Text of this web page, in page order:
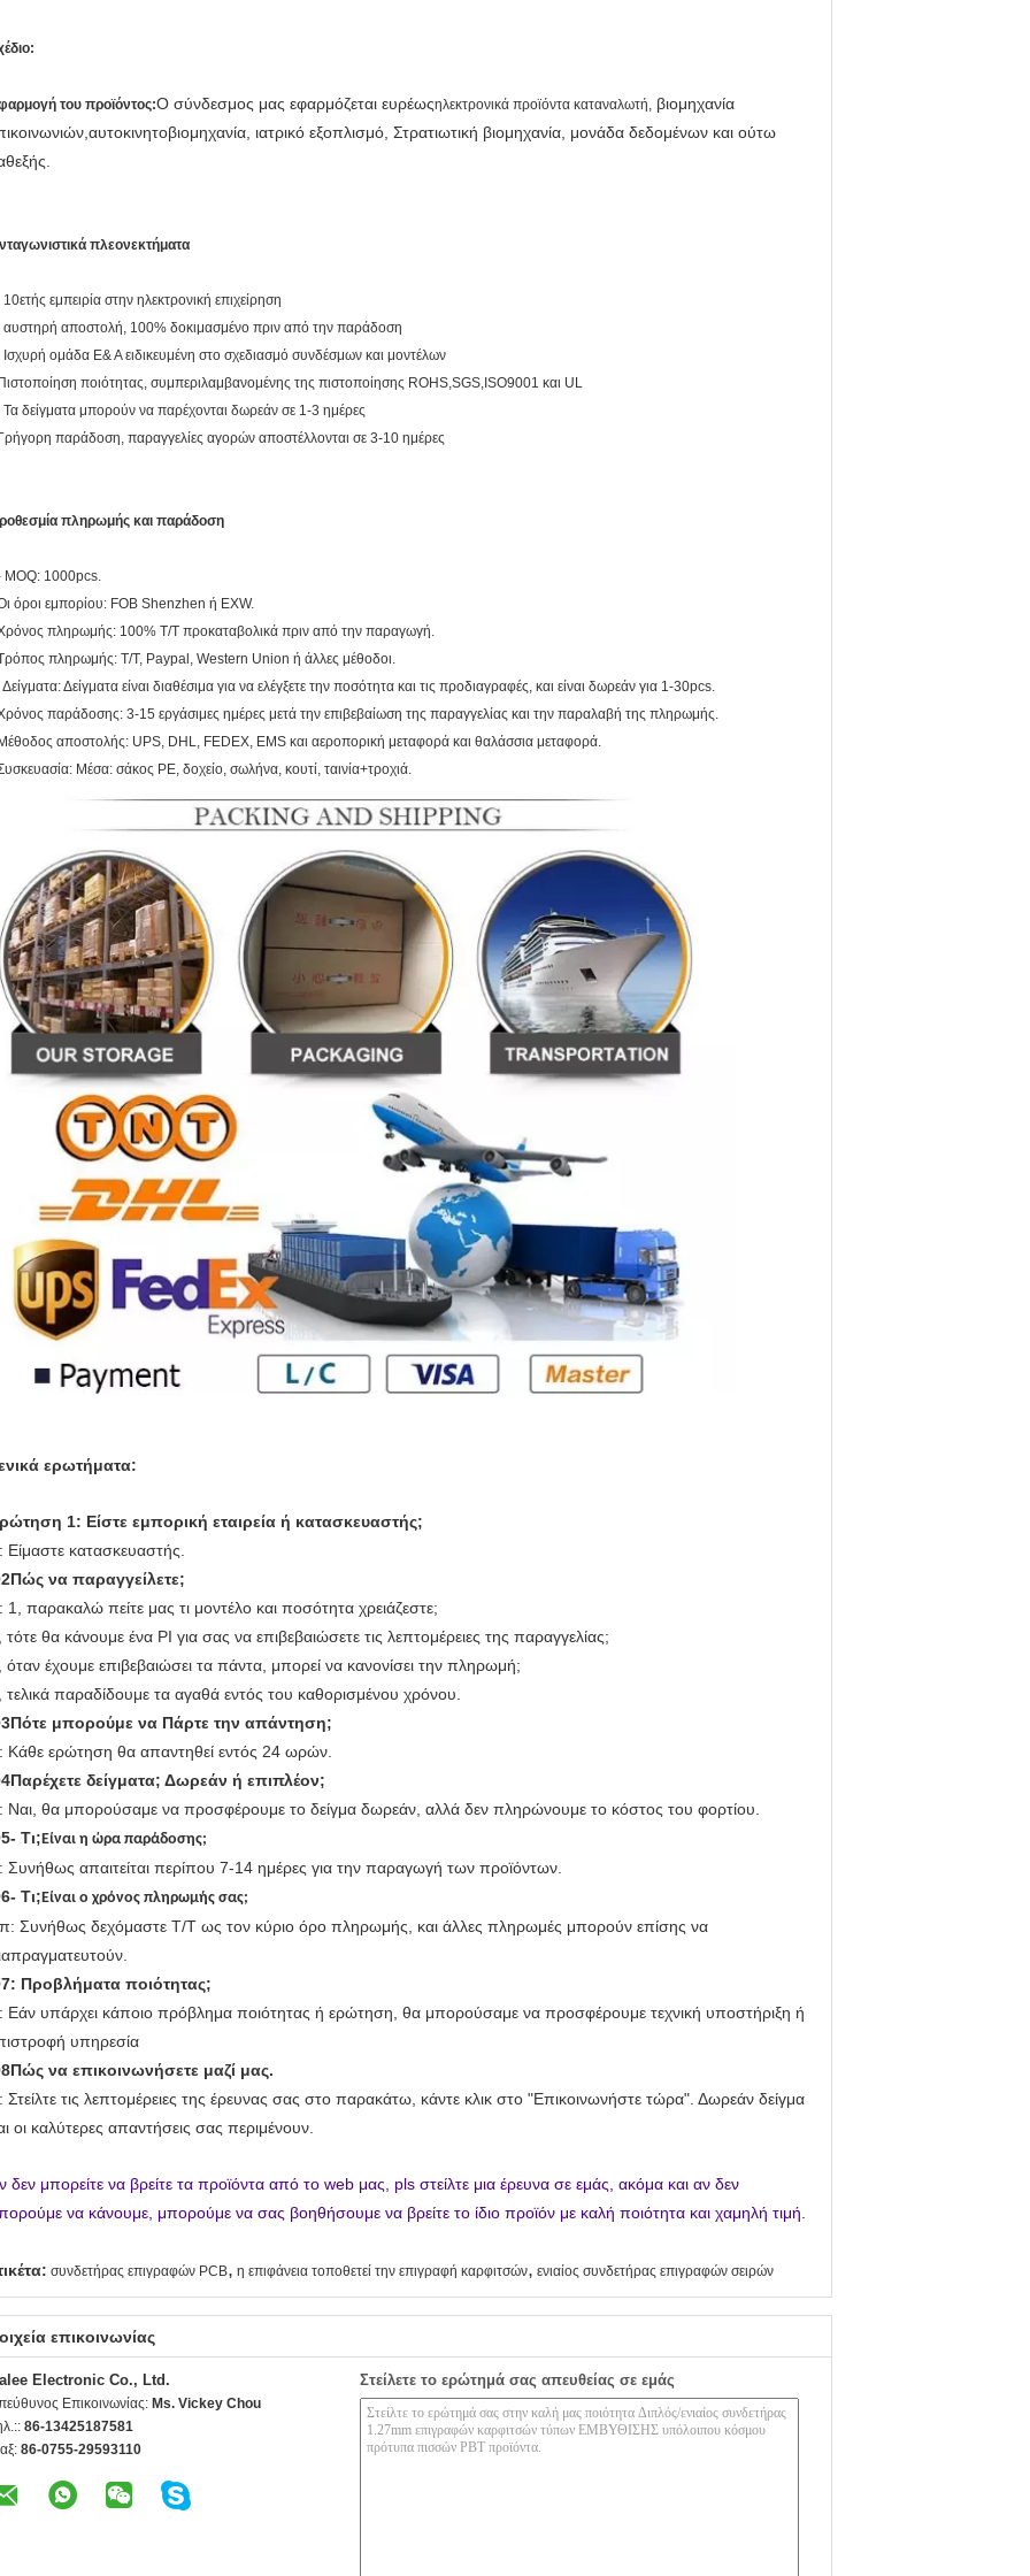
του προϊόντος:Ο σύνδεσμος μας εφαρμόζεται ευρέωςηλεκτρονικά προϊόντα καταναλωτή, βιομηχανία
αυτοκινητοβιομηχανία, ιατρικό εξοπλισμό, Στρατιωτική βιομηχανία, μονάδα δεδομένων και ούτω
πλεονεκτήματα
εμπειρία στην ηλεκτρονική επιχείρηση
αυστηρή αποστολή, 100% δοκιμασμένο πριν από την παράδοση
Ισχυρή ομάδα Ε& Α ειδικευμένη στο σχεδιασμό συνδέσμων και μοντέλων
ποιότητας, συμπεριλαμβανομένης της πιστοποίησης ROHS,SGS,ISO9001 και UL
Τα δείγματα μπορούν να παρέχονται δωρεάν σε 1-3 ημέρες
παράδοση, παραγγελίες αγορών αποστέλλονται σε 3-10 ημέρες
πληρωμής και παράδοση
MOQ: 1000pcs.
όροι εμπορίου: FOB Shenzhen ή EXW.
πληρωμής: 100% T/T προκαταβολικά πριν από την παραγωγή.
πληρωμής: T/T, Paypal, Western Union ή άλλες μέθοδοι.
Δείγματα είναι διαθέσιμα για να ελέγξετε την ποσότητα και τις προδιαγραφές, και είναι δωρεάν για 1-30pcs.
παράδοσης: 3-15 εργάσιμες ημέρες μετά την επιβεβαίωση της παραγγελίας και την παραλαβή της πληρωμής.
αποστολής: UPS, DHL, FEDEX, EMS και αεροπορική μεταφορά και θαλάσσια μεταφορά.
Μέσα: σάκος PE, δοχείο, σωλήνα, κουτί, ταινία+τροχιά.
ερωτήματα:
1: Είστε εμπορική εταιρεία ή κατασκευαστής;
Είμαστε κατασκευαστής.
2Πώς να παραγγείλετε;
1, παρακαλώ πείτε μας τι μοντέλο και ποσότητα χρειάζεστε;
τότε θα κάνουμε ένα PI για σας να επιβεβαιώσετε τις λεπτομέρειες της παραγγελίας;
όταν έχουμε επιβεβαιώσει τα πάντα, μπορεί να κανονίσει την πληρωμή;
τελικά παραδίδουμε τα αγαθά εντός του καθορισμένου χρόνου.
3Πότε μπορούμε να Πάρτε την απάντηση;
Κάθε ερώτηση θα απαντηθεί εντός 24 ωρών.
4Παρέχετε δείγματα; Δωρεάν ή επιπλέον;
Ναι, θα μπορούσαμε να προσφέρουμε το δείγμα δωρεάν, αλλά δεν πληρώνουμε το κόστος του φορτίου.
5- Τι;Είναι η ώρα παράδοσης;
Συνήθως απαιτείται περίπου 7-14 ημέρες για την παραγωγή των προϊόντων.
6- Τι;Είναι ο χρόνος πληρωμής σας;
Συνήθως δεχόμαστε T/T ως τον κύριο όρο πληρωμής, και άλλες πληρωμές μπορούν επίσης να
7: Προβλήματα ποιότητας;
Εάν υπάρχει κάποιο πρόβλημα ποιότητας ή ερώτηση, θα μπορούσαμε να προσφέρουμε τεχνική υποστήριξη ή
υπηρεσία
8Πώς να επικοινωνήσετε μαζί μας.
Στείλτε τις λεπτομέρειες της έρευνας σας στο παρακάτω, κάντε κλικ στο "Επικοινωνήστε τώρα". Δωρεάν δείγμα
οι καλύτερες απαντήσεις σας περιμένουν.
δεν μπορείτε να βρείτε τα προϊόντα από το web μας, pls στείλτε μια έρευνα σε εμάς, ακόμα και αν δεν
να κάνουμε, μπορούμε να σας βοηθήσουμε να βρείτε το ίδιο προϊόν με καλή ποιότητα και χαμηλή τιμή.
συνδετήρας επιγραφών PCB, η επιφάνεια τοποθετεί την επιγραφή καρφιτσών, ενιαίος συνδετήρας επιγραφών σειρών
επικοινωνίας
Electronic Co., Ltd.
Επικοινωνίας: Ms. Vickey Chou
86-13425187581
86-0755-29593110
Στείλετε το ερώτημά σας απευθείας σε εμάς